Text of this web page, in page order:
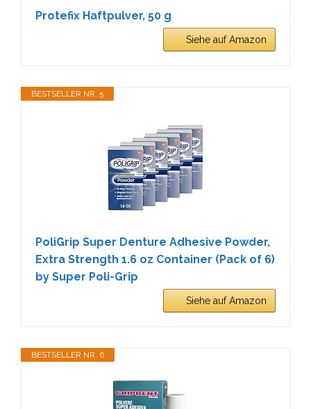
Protefix Haftpulver, 50 g
Siehe auf Amazon
BESTSELLER NR. 5
PoliGrip Super Denture Adhesive Powder,
Extra Strength 1.6 oz Container (Pack of 6)
by Super Poli-Grip
Siehe auf Amazon
BESTSELLER NR. 6